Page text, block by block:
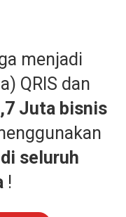
menjadi
QRIS dan
Juta bisnis
di seluruh
!